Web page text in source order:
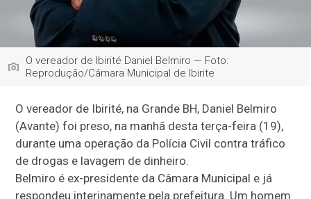
O vereador de Ibirité Daniel Belmiro — Foto:
Reprodução/Câmara Municipal de Ibirite
O vereador de Ibirité, na Grande BH, Daniel Belmiro
(Avante) foi preso, na manhã desta terça-feira (19),
durante uma operação da Polícia Civil contra tráfico
de drogas e lavagem de dinheiro.
Belmiro é ex-presidente da Câmara Municipal e já
respondeu interinamente pela prefeitura. Um homem